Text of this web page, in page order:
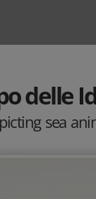
delle
sea